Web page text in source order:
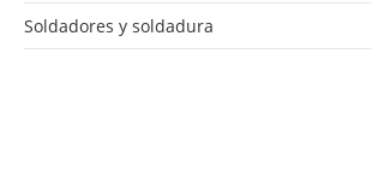
Soldadores y soldadura